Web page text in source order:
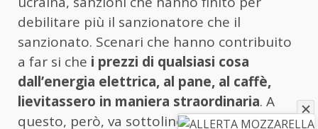
debilitare più il sanzionatore che il
sanzionato. Scenari che hanno contribuito
a far si che i prezzi di qualsiasi cosa
dall’energia elettrica, al pane, al caffè,
lievitassero in maniera straordinaria. A
questo, però, va sottolineato che le